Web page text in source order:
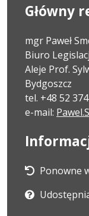
Główny
mgr Paweł
Biuro
Aleje Prof.
Bydgoszcz
tel. +48 52
e-mail:
Ponowne